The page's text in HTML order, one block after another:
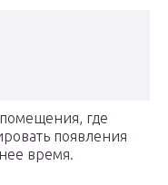
где
появления
время.